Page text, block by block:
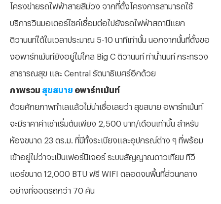
โครงข่ายรถไฟฟ้าสายสีม่วง จากที่ตั้งโครงการสามารถใช้
บริการวินมอเตอร์ไซค์เชื่อมต่อไปยังรถไฟฟ้าสถานีแยก
ติวานนท์ได้ในเวลาประมาณ 5-10 นาทีเท่านั้น นอกจากนั้นที่ตั้งขอ
งอพาร์ทเม้นท์ยังอยู่ไม่ไกล Big C ติวานนท์ ท่าน้ำนนท์ กระทรวง
สาธารณสุข และ Central รัตนาธิเบศร์อีกด้วย
ภาพรวม สุขสบาย อพาร์ทเม้นท์
ด้วยศักยภาพทำเลแล้วไม่น่าเชื่อเลยว่า สุขสบาย อพาร์ทเม้นท์
จะมีราคาค่าเช่าเริ่มต้นเพียง 2,500 บาท/เดือนเท่านั้น สำหรับ
ห้องขนาด 23 ตร.ม. ที่มีทั้งระเบียงและอุปกรณ์ต่าง ๆ ที่พร้อม
เข้าอยู่ไม่ว่าจะเป็นเฟอร์นิเจอร์ ระบบสัญญาณดาวเทียม ทีวี
แอร์ขนาด 12,000 BTU ฟรี WIFI ตลอดจนพื้นที่ส่วนกลาง
อย่างที่จอดรถกว่า 70 คัน